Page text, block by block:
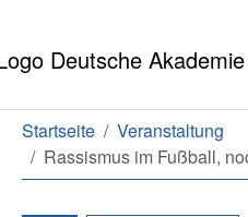
Sie sind hier:
Startseite
Veranstaltung
Rassismus im Fußball,